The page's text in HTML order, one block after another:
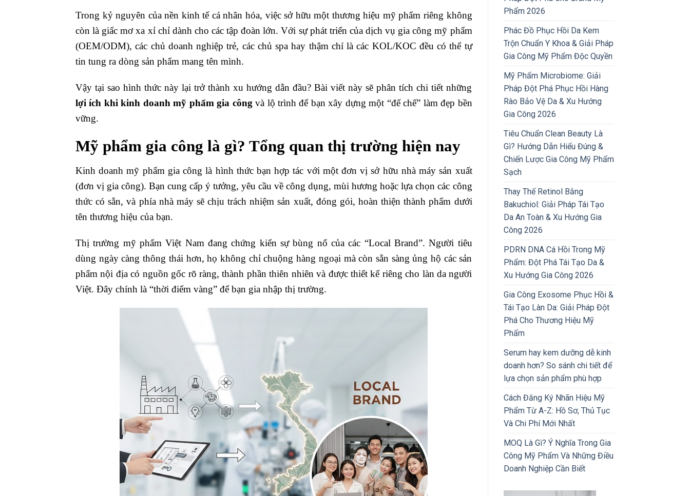
Trong kỷ nguyên của nền kinh tế cá nhân hóa, việc sở hữu một thương hiệu mỹ phẩm riêng không
còn là giấc mơ xa xỉ chỉ dành cho các tập đoàn lớn. Với sự phát triển của dịch vụ gia công mỹ phẩm
(OEM/ODM), các chủ doanh nghiệp trẻ, các chủ spa hay thậm chí là các KOL/KOC đều có thể tự
tin tung ra dòng sản phẩm mang tên mình.
Vậy tại sao hình thức này lại trở thành xu hướng dẫn đầu? Bài viết này sẽ phân tích chi tiết những
lợi ích khi kinh doanh mỹ phẩm gia công và lộ trình để bạn xây dựng một “đế chế” làm đẹp bền
vững.
Mỹ phẩm gia công là gì? Tổng quan thị trường hiện nay
Kinh doanh mỹ phẩm gia công là hình thức bạn hợp tác với một đơn vị sở hữu nhà máy sản xuất
(đơn vị gia công). Bạn cung cấp ý tưởng, yêu cầu về công dụng, mùi hương hoặc lựa chọn các công
thức có sẵn, và phía nhà máy sẽ chịu trách nhiệm sản xuất, đóng gói, hoàn thiện thành phẩm dưới
tên thương hiệu của bạn.
Thị trường mỹ phẩm Việt Nam đang chứng kiến sự bùng nổ của các “Local Brand”. Người tiêu
dùng ngày càng thông thái hơn, họ không chỉ chuộng hàng ngoại mà còn sẵn sàng ủng hộ các sản
phẩm nội địa có nguồn gốc rõ ràng, thành phần thiên nhiên và được thiết kế riêng cho làn da người
Việt. Đây chính là “thời điểm vàng” để bạn gia nhập thị trường.
Phẩm 2026
Phác Đồ Phục Hồi Da Kem
Trộn Chuẩn Y Khoa & Giải Pháp
Gia Công Mỹ Phẩm Độc Quyền
Mỹ Phẩm Microbiome: Giải
Pháp Đột Phá Phục Hồi Hàng
Rào Bảo Vệ Da & Xu Hướng
Gia Công 2026
Tiêu Chuẩn Clean Beauty Là
Gì? Hướng Dẫn Hiểu Đúng &
Chiến Lược Gia Công Mỹ Phẩm
Sạch
Thay Thế Retinol Bằng
Bakuchiol: Giải Pháp Tái Tạo
Da An Toàn & Xu Hướng Gia
Công 2026
PDRN DNA Cá Hồi Trong Mỹ
Phẩm: Đột Phá Tái Tạo Da &
Xu Hướng Gia Công 2026
Gia Công Exosome Phục Hồi &
Tái Tạo Làn Da: Giải Pháp Đột
Phá Cho Thương Hiệu Mỹ
Phẩm
Serum hay kem dưỡng dễ kinh
doanh hơn? So sánh chi tiết để
lựa chọn sản phẩm phù hợp
Cách Đăng Ký Nhãn Hiệu Mỹ
Phẩm Từ A-Z: Hồ Sơ, Thủ Tục
Và Chi Phí Mới Nhất
MOQ Là Gì? Ý Nghĩa Trong Gia
Công Mỹ Phẩm Và Những Điều
Doanh Nghiệp Cần Biết